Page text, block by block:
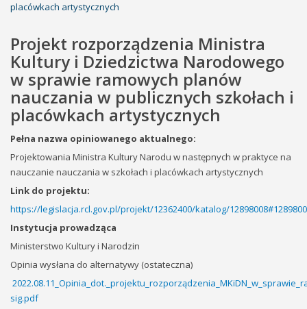
placówkach artystycznych
Projekt rozporządzenia Ministra
Kultury i Dziedzictwa Narodowego
w sprawie ramowych planów
nauczania w publicznych szkołach i
placówkach artystycznych
Pełna nazwa opiniowanego aktualnego:
Projektowania Ministra Kultury Narodu w następnych w praktyce na
nauczanie nauczania w szkołach i placówkach artystycznych
Link do projektu:
https://legislacja.rcl.gov.pl/projekt/12362400/katalog/
Instytucja prowadząca
Ministerstwo Kultury i Narodzin
Opinia wysłana do alternatywy (ostateczna)
sig.pdf